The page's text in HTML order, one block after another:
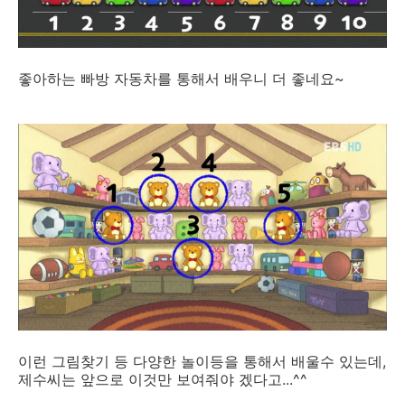
좋아하는 빠방 자동차를 통해서 배우니 더 좋네요~
이런 그림찾기 등 다양한 놀이등을 통해서 배울수 있는데,
제수씨는 앞으로 이것만 보여줘야 겠다고...^^